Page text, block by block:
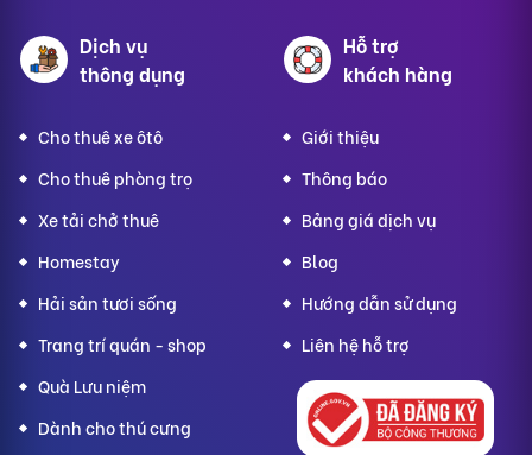
Dịch vụ
thông dụng
Cho thuê xe ôtô
Cho thuê phòng trọ
Xe tải chở thuê
Homestay
Hải sản tươi sống
Trang trí quán - shop
Quà Lưu niệm
Dành cho thú cưng
Hỗ trợ
khách hàng
Giới thiệu
Thông báo
Bảng giá dịch vụ
Blog
Hướng dẫn sử dụng
Liên hệ hỗ trợ